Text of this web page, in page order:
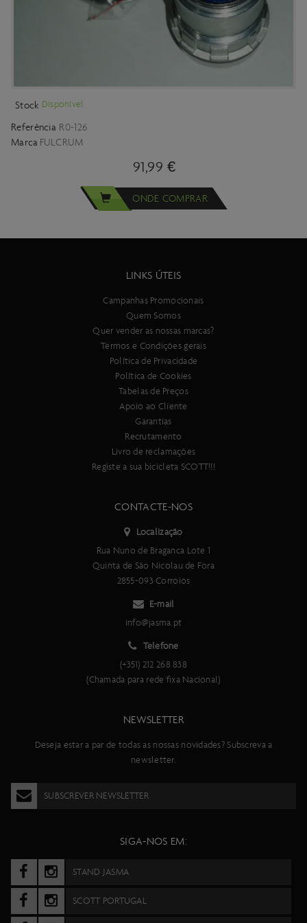
Stock Disponível
Referência R0-126
Marca FULCRUM
91,99 €
ONDE COMPRAR
LINKS ÚTEIS
Campanhas Promocionais
Quem Somos
Quer vender as nossas marcas?
Termos e Condições gerais
Política de Privacidade
Política de Cookies
Tabelas de Preços
Apoio ao Cliente
Garantias
Recrutamento
Livro de reclamações
Registe a sua bicicleta SCOTT!!!
CONTACTE-NOS
Localização
Rua Nuno de Braganca Lote 1
Quinta de São Nicolau de Fora
2855-093 Corroios
E-mail
info@jasma.pt
Telefone
(+351) 212 268 838
(Chamada para rede fixa Nacional)
NEWSLETTER
Deseja estar a par de todas as nossas novidades? Subscreva a
newsletter.
SUBSCREVER NEWSLETTER
SIGA-NOS EM:
STAND JASMA
SCOTT PORTUGAL